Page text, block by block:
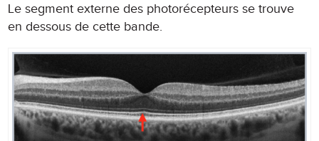
Le segment externe des photorécepteurs se trouve
en dessous de cette bande.